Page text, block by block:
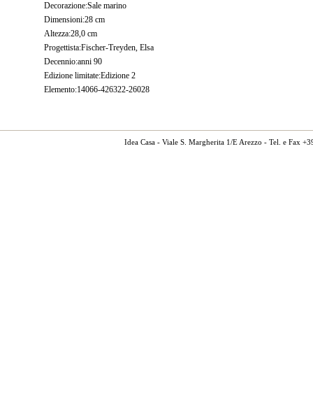
Decorazione:Sale marino
Dimensioni:28 cm
Altezza:28,0 cm
Progettista:Fischer-Treyden, Elsa
Decennio:anni 90
Edizione limitate:Edizione 2
Elemento:14066-426322-26028
Idea Casa - Viale S. Margherita 1/E Arezzo - Tel. e Fax